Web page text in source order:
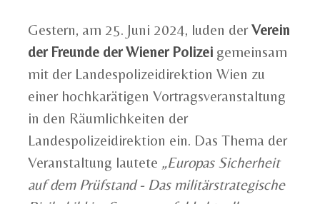
Gestern, am 25. Juni 2024, luden derVerein
der Freunde der Wiener Polizei gemeinsam
mit der Landespolizeidirektion Wien zu
einer hochkarätigen Vortragsveranstaltung
in den Räumlichkeiten der
Landespolizeidirektion ein. Das Thema der
Veranstaltung lautete „Europas Sicherheit
auf dem Prüfstand - Das militärstrategische